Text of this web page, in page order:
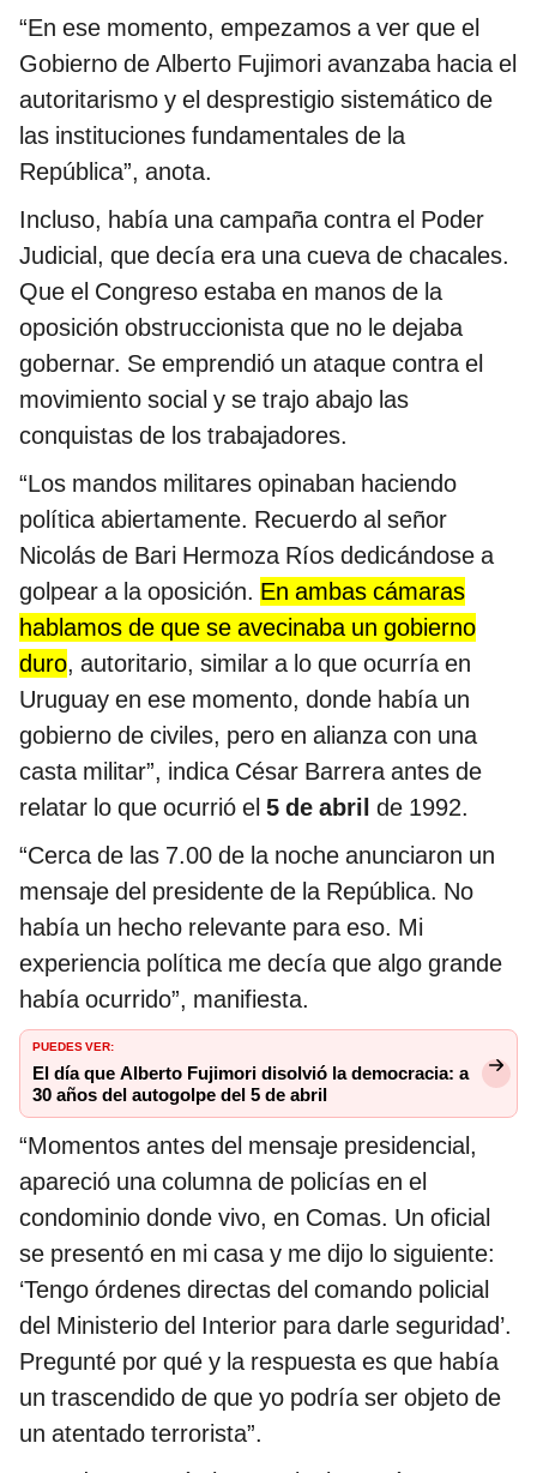
“En ese momento, empezamos a ver que el
Gobierno de Alberto Fujimori avanzaba hacia el
autoritarismo y el desprestigio sistemático de
las instituciones fundamentales de la
República”, anota.
Incluso, había una campaña contra el Poder
Judicial, que decía era una cueva de chacales.
Que el Congreso estaba en manos de la
oposición obstruccionista que no le dejaba
gobernar. Se emprendió un ataque contra el
movimiento social y se trajo abajo las
conquistas de los trabajadores.
“Los mandos militares opinaban haciendo
política abiertamente. Recuerdo al señor
Nicolás de Bari Hermoza Ríos dedicándose a
golpear a la oposición. En ambas cámaras
hablamos de que se avecinaba un gobierno
duro, autoritario, similar a lo que ocurría en
Uruguay en ese momento, donde había un
gobierno de civiles, pero en alianza con una
casta militar”, indica César Barrera antes de
relatar lo que ocurrió el 5 de abril de 1992.
“Cerca de las 7.00 de la noche anunciaron un
mensaje del presidente de la República. No
había un hecho relevante para eso. Mi
experiencia política me decía que algo grande
había ocurrido”, manifiesta.
PUEDES VER:
El día que Alberto Fujimori disolvió la democracia: a
30 años del autogolpe del 5 de abril
“Momentos antes del mensaje presidencial,
apareció una columna de policías en el
condominio donde vivo, en Comas. Un oficial
se presentó en mi casa y me dijo lo siguiente:
‘Tengo órdenes directas del comando policial
del Ministerio del Interior para darle seguridad’.
Pregunté por qué y la respuesta es que había
un trascendido de que yo podría ser objeto de
un atentado terrorista”.